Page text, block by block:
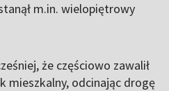
m.in. wielopiętrowy
że częściowo zawalił
mieszkalny, odcinając drogę